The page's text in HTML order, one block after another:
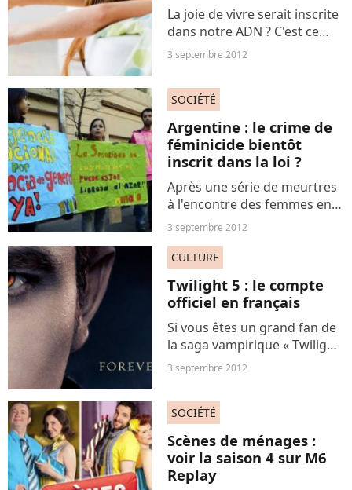
La joie de vivre serait inscrite
dans notre ADN ? C'est ce
que révèle une étude publiée
dans Progress in Neuro-
Biological Psychiatry. La gêne
Maoa (monoamine...
3 septembre 2012
SOCIÉTÉ
Argentine : le crime de
féminicide bientôt
inscrit dans la loi ?
Après une série de meurtres
à l'encontre des femmes en
Argentine, la Chambre des
députés, supportée par les
associations de défense des
femmes battues, a adopté en
première lecture...
3 septembre 2012
CULTURE
Twilight 5 : le compte
officiel en français
Si vous êtes un grand fan de
la saga vampirique « Twilight
», vous pouvez trouver toutes
les dernières informations à
Twitter officiel en français
crée pour...
3 septembre 2012
SOCIÉTÉ
Scènes de ménages :
voir la saison 4 sur M6
Replay